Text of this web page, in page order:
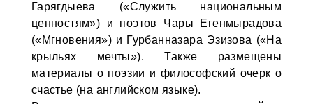
Гарягдыева («Служить национальным
ценностям») и поэтов Чары Егенмырадова
(«Мгновения») и Гурбанназара Эзизова («На
крыльях мечты»). Также размещены
материалы о поэзии и философский очерк о
счастье (на английском языке).